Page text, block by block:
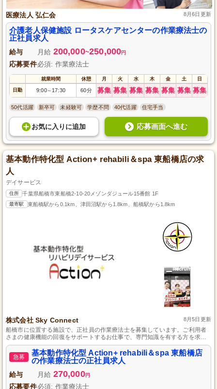
医療法人 弘仁会 8月6日更新
介護老人保健施設 ロータスケアセンターの作業療法士の
正社員求人
給与 月給 200,000~250,000円
応募要件必須: 作業療法士
就業時間 休憩 月 火 水 木 金 土 日
日勤 9:00～ 17:30 60分 募集 募集 募集 募集 募集 募集 募集
50代活躍 新卒可 未経験可 学歴不問 40代活躍 住宅手当
お気に入り に追加 応募画面へ進む
基本動作特化型 Action+ rehabili＆spa 東船橋店の求
人
デイサービス
住所 千葉県船橋市東船橋2-10-20メゾンダジュール15番館 1F
最寄駅 東船橋駅から0.1km、津田沼駅から1.8km、船橋駅から1.8km
株式会社 Sky Connect 8月5日更新
船橋市に位置する施設で、正社員の作業療法士を募集しています。ご利用者
さまの健康機能の回復をサポートするお仕事で、専門知識を有する方を求め
ておりますが、実務経験は不問です。未経験からスタートできる環境で、夏
季休暇や年末年始休暇などの休暇も充実しており、仕事とプライベートのバ
ランスを大切にできます。
急募
基本動作特化型 Action+ rehabili＆spa 東船橋店
の作業療法士の正社員求人
給与 月給 270,000円
応募要件必須: 作業療法士